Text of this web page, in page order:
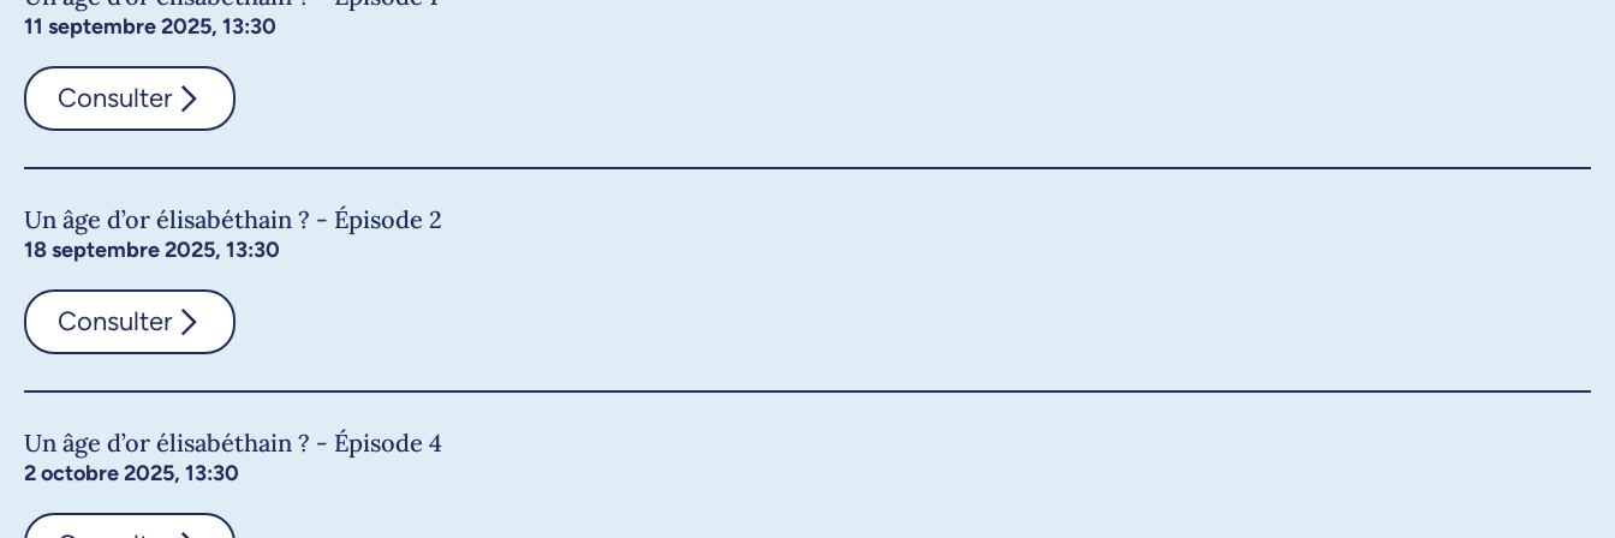
11 septembre 2025, 13:30
Consulter
Un âge d’or élisabéthain ? - Épisode 2
18 septembre 2025, 13:30
Consulter
Un âge d’or élisabéthain ? - Épisode 4
2 octobre 2025, 13:30